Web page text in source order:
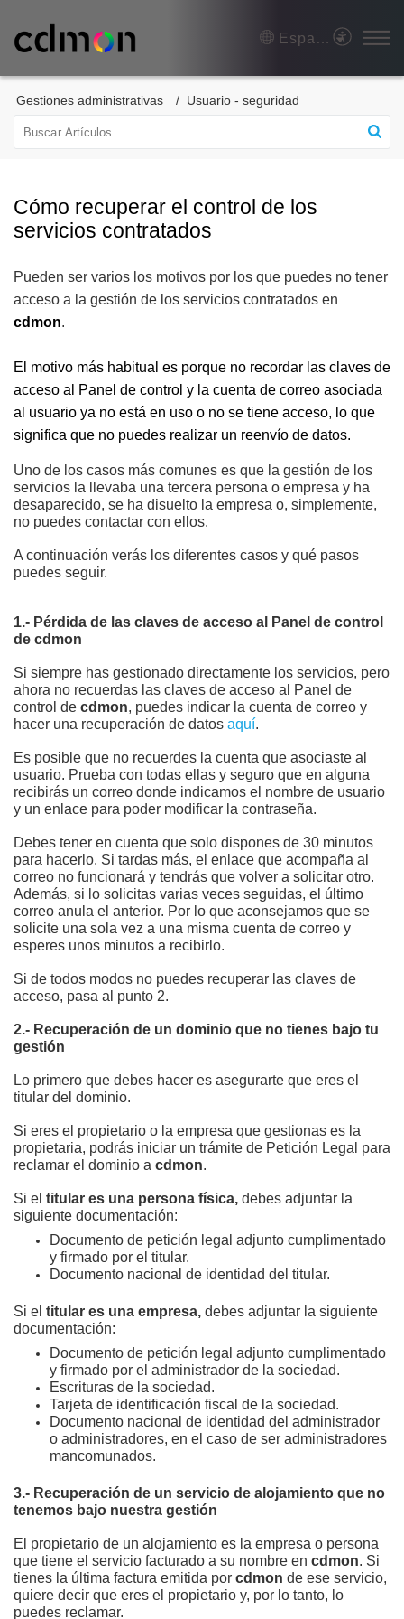
Español (España)
Gestiones administrativas Usuario - seguridad
Cómo recuperar el control de los
servicios contratados
Pueden ser varios los motivos por los que puedes no tener
acceso a la gestión de los servicios contratados en
cdmon.
El motivo más habitual es porque no recordar las claves de
acceso al Panel de control y la cuenta de correo asociada
al usuario ya no está en uso o no se tiene acceso, lo que
significa que no puedes realizar un reenvío de datos.
Uno de los casos más comunes es que la gestión de los
servicios la llevaba una tercera persona o empresa y ha
desaparecido, se ha disuelto la empresa o, simplemente,
no puedes contactar con ellos.
A continuación verás los diferentes casos y qué pasos
puedes seguir.
1.- Pérdida de las claves de acceso al Panel de control
de cdmon
Si siempre has gestionado directamente los servicios, pero
ahora no recuerdas las claves de acceso al Panel de
control de cdmon, puedes indicar la cuenta de correo y
hacer una recuperación de datos aquí.
Es posible que no recuerdes la cuenta que asociaste al
usuario. Prueba con todas ellas y seguro que en alguna
recibirás un correo donde indicamos el nombre de usuario
y un enlace para poder modificar la contraseña.
Debes tener en cuenta que solo dispones de 30 minutos
para hacerlo. Si tardas más, el enlace que acompaña al
correo no funcionará y tendrás que volver a solicitar otro.
Además, si lo solicitas varias veces seguidas, el último
correo anula el anterior. Por lo que aconsejamos que se
solicite una sola vez a una misma cuenta de correo y
esperes unos minutos a recibirlo.
Si de todos modos no puedes recuperar las claves de
acceso, pasa al punto 2.
2.- Recuperación de un dominio que no tienes bajo tu
gestión
Lo primero que debes hacer es asegurarte que eres el
titular del dominio.
Si eres el propietario o la empresa que gestionas es la
propietaria, podrás iniciar un trámite de Petición Legal para
reclamar el dominio a cdmon.
Si el titular es una persona física, debes adjuntar la
siguiente documentación:
Documento de petición legal adjunto cumplimentado
y firmado por el titular.
Documento nacional de identidad del titular.
Si el titular es una empresa, debes adjuntar la siguiente
documentación:
Documento de petición legal adjunto cumplimentado
y firmado por el administrador de la sociedad.
Escrituras de la sociedad.
Tarjeta de identificación fiscal de la sociedad.
Documento nacional de identidad del administrador
o administradores, en el caso de ser administradores
mancomunados.
3.- Recuperación de un servicio de alojamiento que no
tenemos bajo nuestra gestión
El propietario de un alojamiento es la empresa o persona
que tiene el servicio facturado a su nombre en cdmon. Si
tienes la última factura emitida por cdmon de ese servicio,
quiere decir que eres el propietario y, por lo tanto, lo
puedes reclamar.